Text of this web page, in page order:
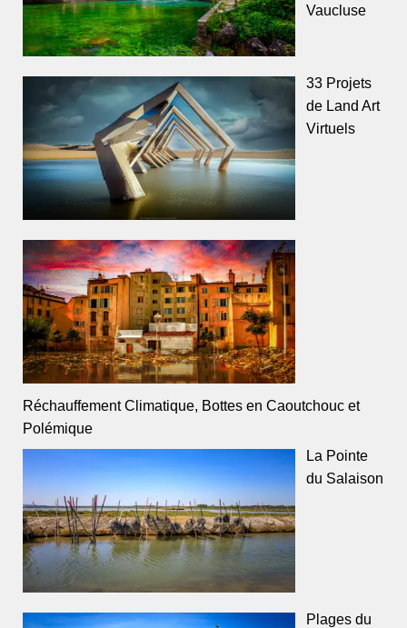
Vaucluse
33 Projets
de Land Art
Virtuels
Réchauffement Climatique, Bottes en Caoutchouc et
Polémique
La Pointe
du Salaison
Plages du